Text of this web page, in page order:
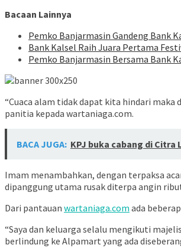
Bacaan Lainnya
Pemko Banjarmasin Gandeng Bank
Bank Kalsel Raih Juara Pertama
Pemko Banjarmasin Bersama Bank
“Cuaca alam tidak dapat kita hindari
panitia kepada wartaniaga.com.
BACA JUGA: KPJ buka cabang di Citra
Imam menambahkan, dengan terpaksa
dipanggung utama rusak diterpa angin
Dari pantauan wartaniaga.com ada
“Saya dan keluarga selalu mengikuti
berlindung ke Alpamart yang ada